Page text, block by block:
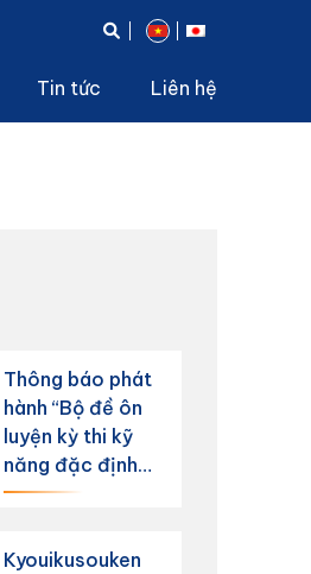
Tin tức Liên hệ
Thông báo phát
hành “Bộ đề ôn
luyện kỳ thi kỹ
năng đặc định
ngành sản xuất
đồ uống”
Kyouikusouken